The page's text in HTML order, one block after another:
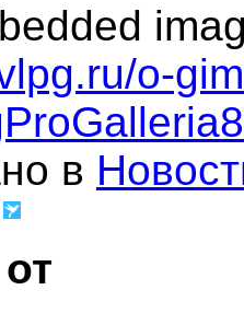
o-
в